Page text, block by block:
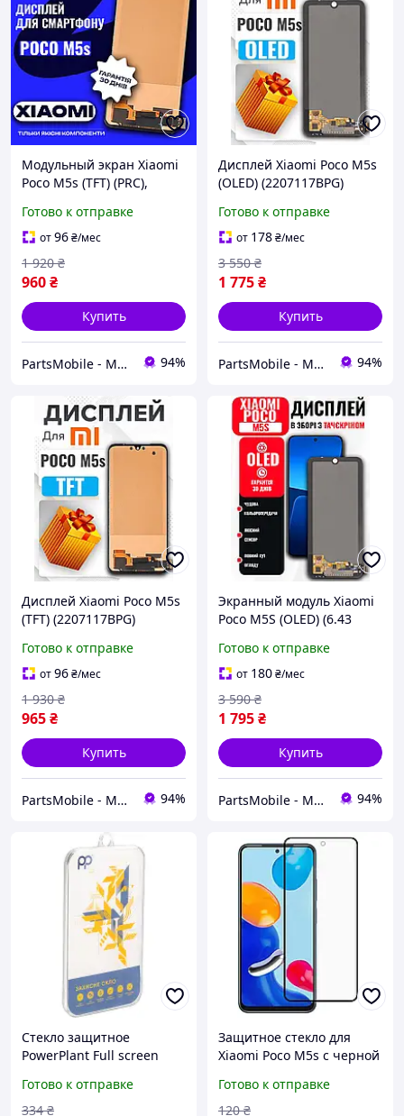
Модульный экран Xiaomi
Poco M5s (TFT) (PRC),
М5с
Готово к отправке
от96₴/мес
960₴
1 920 ₴
Купить
PartsMobile - Магазин запчастин (телефони, планшети, ноутбуки) 94%
Дисплей Xiaomi Poco M5s
(OLED) (2207117BPG)
на Ксиоми Поко М5с
Готово к отправке
от 178₴/мес
1 775₴
3 550 ₴
Купить
PartsMobile - Магазин запчастин (телефони, планшети, ноутбуки) 94%
Дисплей Xiaomi Poco M5s
(TFT) (2207117BPG)
на Ксиоми Поко М5с
Готово к отправке
от96₴/мес
965₴
1 930 ₴
Купить
PartsMobile - Магазин запчастин (телефони, планшети, ноутбуки) 94%
Экранный модуль Xiaomi
Poco M5S (OLED) (6.43
тачскрином, LCD Screen
на Ксиоми Поко М5С
Готово к отправке
от 180₴/мес
1 795₴
3 590 ₴
Купить
PartsMobile - Магазин запчастин (телефони, планшети, ноутбуки) 94%
Стекло защитное
PowerPlant Full screen
buzyna
Готово к отправке
334 ₴
Защитное стекло для
Xiaomi Poco M5s с черной
на весь экран
Готово к отправке
120 ₴